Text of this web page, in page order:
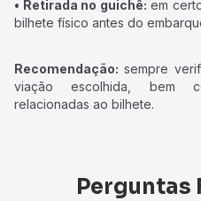
• Retirada no guichê: em
bilhete físico antes do
Recomendação: sempre
viação escolhida, bem
relacionadas ao bilhete.
Perguntas